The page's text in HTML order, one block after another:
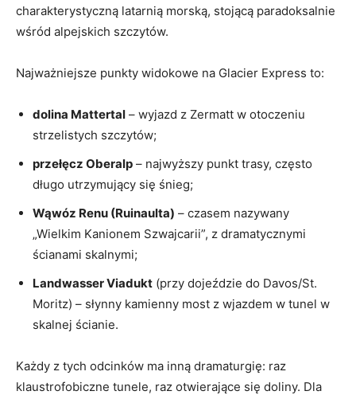
charakterystyczną latarnią morską, stojącą paradoksalnie
wśród alpejskich szczytów.
Najważniejsze punkty widokowe na Glacier Express to:
dolina Mattertal – wyjazd z Zermatt w otoczeniu
strzelistych szczytów;
przełęcz Oberalp – najwyższy punkt trasy, często
długo utrzymujący się śnieg;
Wąwóz Renu (Ruinaulta) – czasem nazywany
„Wielkim Kanionem Szwajcarii”, z dramatycznymi
ścianami skalnymi;
Landwasser Viadukt (przy dojeździe do Davos/St.
Moritz) – słynny kamienny most z wjazdem w tunel w
skalnej ścianie.
Każdy z tych odcinków ma inną dramaturgię: raz
klaustrofobiczne tunele, raz otwierające się doliny. Dla